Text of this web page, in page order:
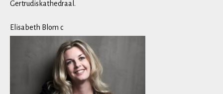
Gertrudiskathedraal.
Elisabeth Blom c